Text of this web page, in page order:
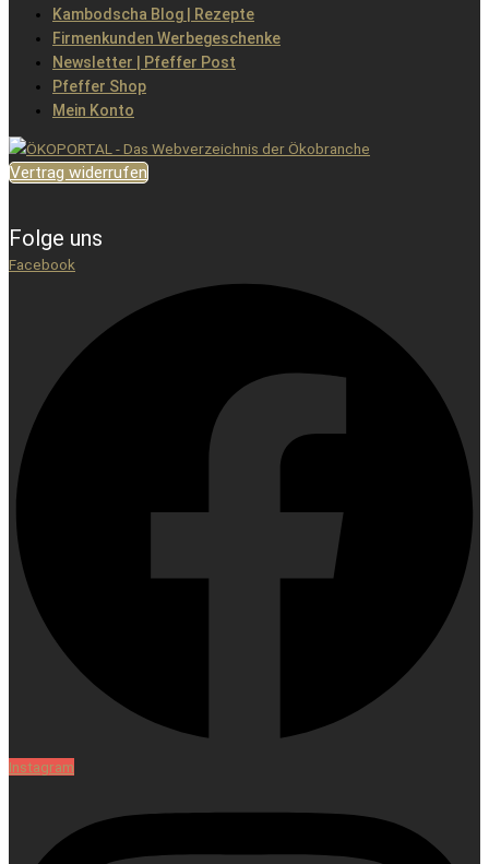
Kambodscha Blog | Rezepte
Firmenkunden Werbegeschenke
Newsletter | Pfeffer Post
Pfeffer Shop
Mein Konto
Vertrag widerrufen
Folge uns
Facebook
Instagram